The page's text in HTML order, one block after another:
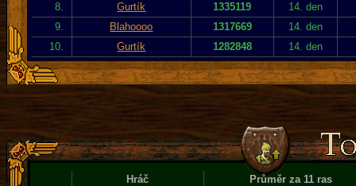
8.
Gurtík 1335119
14. den
9.
Blahoooo 1317669
14. den
10.
Gurtík 1282848 14. den
Hráč
Průměr za 11 ras